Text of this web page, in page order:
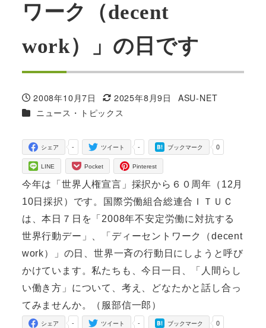
ワーク（decent
work）」の日です
投稿日
2008年10月7日
更新日
2025年8月9日
著
ASU-NET
カテゴリー
ニュース・トピックス
-
シェア -
ツイート 0
ブックマーク
LINE Pocket Pinterest
今年は「世界人権宣言」採択から６０周年（12月
10日採択）です。国際労働組合総連合ＩＴＵＣ
は、本日７日を「2008年不安定労働に対抗する
世界行動デー」、「ディーセントワーク（decent
work）」の日、世界一斉の行動日にしようと呼び
かけています。私たちも、今日一日、「人間らし
い働き方」について、考え、どなたかと話し合っ
てみませんか。（服部信一郎）
-
シェア -
ツイート 0
ブックマーク